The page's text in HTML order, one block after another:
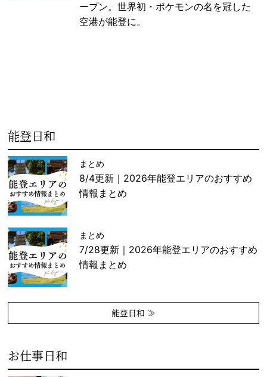
ープン。世界初・ポケモンの名を冠した
空港が能登に。
能登日和
まとめ
8/4更新｜2026年能登エリアのおすすめ
情報まとめ
まとめ
7/28更新｜2026年能登エリアのおすすめ
情報まとめ
能登日和 ≫
お仕事日和